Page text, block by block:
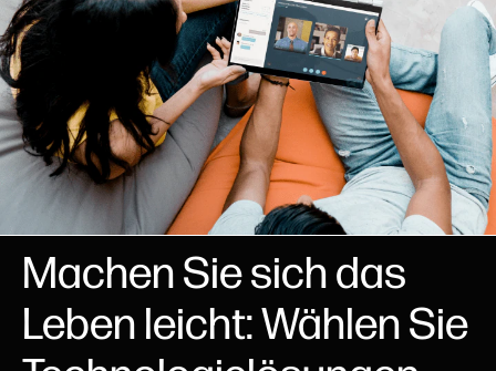
Machen Sie sich das
Leben leicht: Wählen Sie